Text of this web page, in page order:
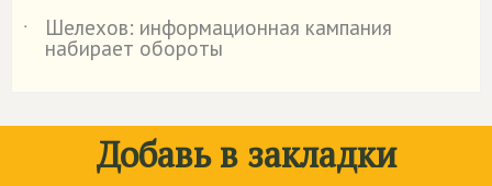
˙
Шелехов: информационная кампания
набирает обороты
Добавь в закладки